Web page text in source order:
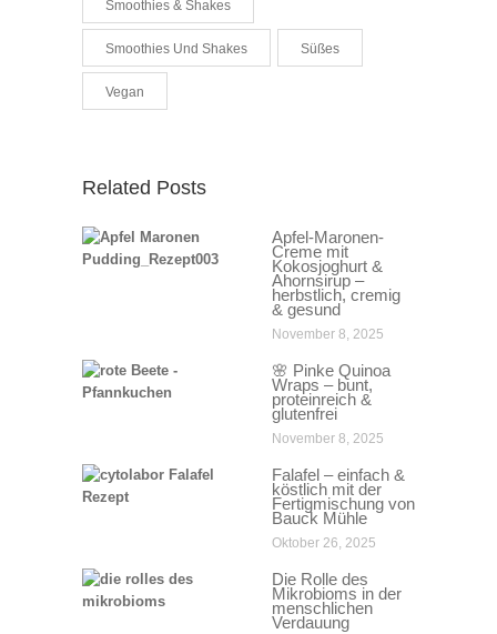
Smoothies & Shakes
Smoothies Und Shakes Süßes
Vegan
Related Posts
Apfel-Maronen-
Creme mit
Kokosjoghurt &
Ahornsirup –
herbstlich, cremig
& gesund
November 8, 2025
🌸 Pinke Quinoa
Wraps – bunt,
proteinreich &
glutenfrei
November 8, 2025
Falafel – einfach &
köstlich mit der
Fertigmischung von
Bauck Mühle
Oktober 26, 2025
Die Rolle des
Mikrobioms in der
menschlichen
Verdauung